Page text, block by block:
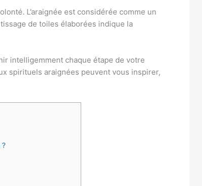
L’araignée est considérée comme un
de toiles élaborées indique la
intelligemment chaque étape de votre
spirituels araignées peuvent vous inspirer,
?